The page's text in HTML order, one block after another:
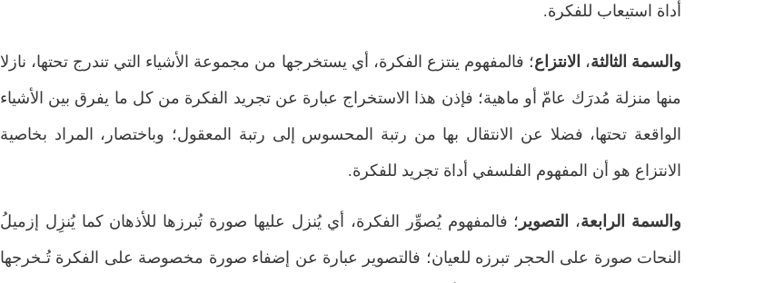
أداة استيعاب للفكرة.
والسمة الثالثة، الانتزاع؛ فالمفهوم ينتزع الفكرة، أي يستخرجها من مجموعة الأشياء التي تندرج تحتها، نازلا
منها منزلة مُدرَك عامّ أو ماهية؛ فإذن هذا الاستخراج عبارة عن تجريد الفكرة من كل ما يفرق بين الأشياء
الواقعة تحتها، فضلا عن الانتقال بها من رتبة المحسوس إلى رتبة المعقول؛ وباختصار، المراد بخاصية
الانتزاع هو أن المفهوم الفلسفي أداة تجريد للفكرة.
والسمة الرابعة، التصوير ؛ فالمفهوم يُصوِّر الفكرة، أي يُنزل عليها صورة تُبرزها للأذهان كما يُنزِل إزميلُ
النحات صورة على الحجر تبرزه للعيان؛ فالتصوير عبارة عن إضفاء صورة مخصوصة على الفكرة تُـخرجها